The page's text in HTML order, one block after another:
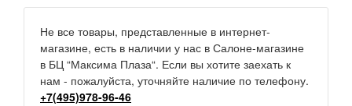
Не все товары, представленные в интернет-
магазине, есть в наличии у нас в Салоне-магазине
в БЦ “Максима Плаза“. Если вы хотите заехать к
нам - пожалуйста, уточняйте наличие по телефону.
+7(495)978-96-46